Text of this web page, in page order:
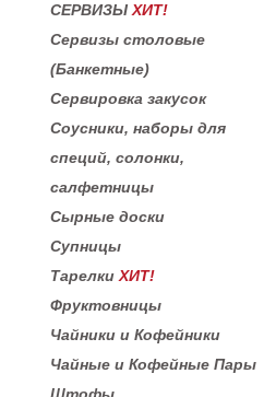
СЕРВИЗЫ ХИТ!
Сервизы столовые
(Банкетные)
Сервировка закусок
Соусники, наборы для
специй, солонки,
салфетницы
Сырные доски
Супницы
Тарелки ХИТ!
Фруктовницы
Чайники и Кофейники
Чайные и Кофейные Пары